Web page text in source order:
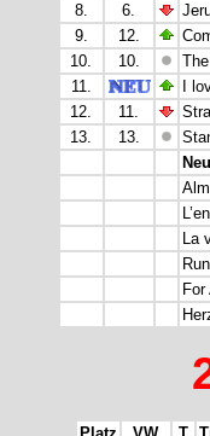
8.
6.
9.
12.
10.
10.
11.
I
12.
11.
13.
13.
La